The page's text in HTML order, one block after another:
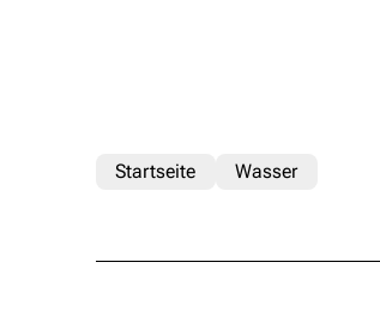
Startseite Wasser